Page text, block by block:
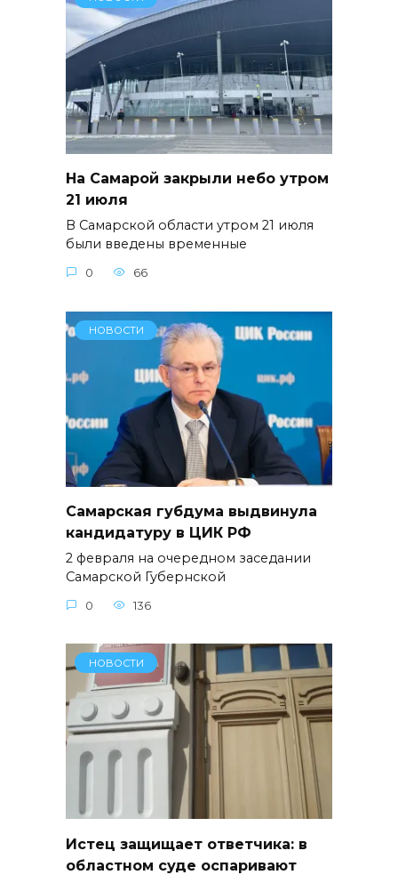
На Самарой закрыли небо утром
21 июля
В Самарской области утром 21 июля
были введены временные
0 66
НОВОСТИ
Самарская губдума выдвинула
кандидатуру в ЦИК РФ
2 февраля на очередном заседании
Самарской Губернской
0 136
НОВОСТИ
Истец защищает ответчика: в
областном суде оспаривают